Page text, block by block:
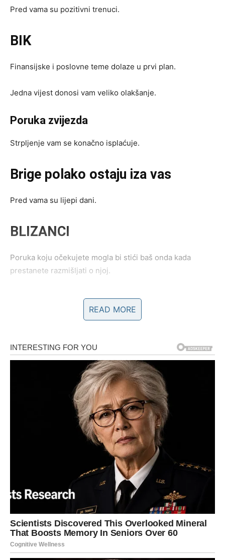
Pred vama su pozitivni trenuci.
BIK
Finansijske i poslovne teme dolaze u prvi plan.
Jedna vijest donosi vam veliko olakšanje.
Poruka zvijezda
Strpljenje vam se konačno isplaćuje.
Brige polako ostaju iza vas
Pred vama su lijepi dani.
BLIZANCI
Poruka koju očekujete mogla bi stići baš onda kada
prestanete razmišljati o njoj.
Odgovor koji dobijete mijenja mnogo toga.
Poruka zvijezda
Sudbina vam šalje ono što trebate čuti.
Istina vam donosi mir
Pred vama su zanimljivi trenuci.
Emotivna situacija postaje mnogo jasnija.
Neko vam konačno pokazuje svoje prave namjere.
Poruka zvijezda
Vjerujte onome što osjećate.
READ MORE